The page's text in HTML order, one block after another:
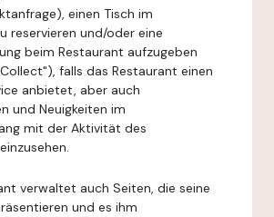
einen Tisch im
reservieren und/oder eine
beim Restaurant aufzugeben
falls das Restaurant einen
anbietet, aber auch
und Neuigkeiten im
mit der Aktivität des
verwaltet auch Seiten, die seine
und es ihm